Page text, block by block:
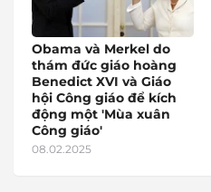
Obama và Merkel do
thám đức giáo hoàng
Benedict XVI và Giáo
hội Công giáo để kích
động một 'Mùa xuân
Công giáo'
08.02.2025